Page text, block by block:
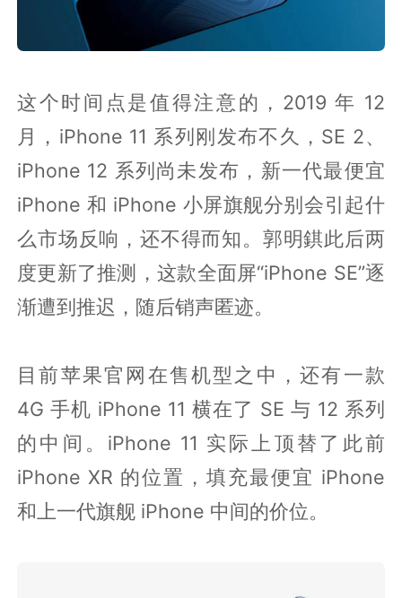
这个时间点是值得注意的，2019 年 12
月，iPhone 11 系列刚发布不久，SE 2、
iPhone 12 系列尚未发布，新一代最便宜
iPhone 和 iPhone 小屏旗舰分别会引起什
么市场反响，还不得而知。郭明錤此后两
度更新了推测，这款全面屏“iPhone SE”逐
渐遭到推迟，随后销声匿迹。
目前苹果官网在售机型之中，还有一款
4G 手机 iPhone 11 横在了 SE 与 12 系列
的中间。iPhone 11 实际上顶替了此前
iPhone XR 的位置，填充最便宜 iPhone
和上一代旗舰 iPhone 中间的价位。